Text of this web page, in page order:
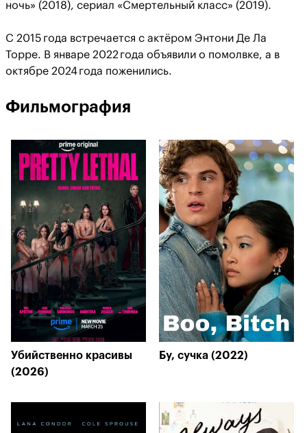
ночь» (2018), сериал «Смертельный класс» (2019).
С 2015 года встречается с актёром Энтони Де Ла
Торре. В январе 2022 года объявили о помолвке, а в
октябре 2024 года поженились.
Фильмография
Убийственно красивы
(2026)
Бу, сучка (2022)